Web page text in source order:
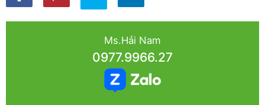
Ms.Hải Nam
0977.9966.27